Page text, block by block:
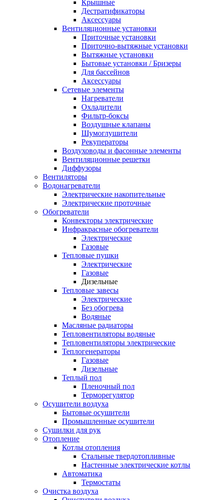
Крышные
Дестратификаторы
Аксессуары
Вентиляционные установки
Приточные установки
Приточно-вытяжные установки
Вытяжные установки
Бытовые установки / Бризеры
Для бассейнов
Аксессуары
Сетевые элементы
Нагреватели
Охладители
Фильтр-боксы
Воздушные клапаны
Шумоглушители
Рекуператоры
Воздуховоды и фасонные элементы
Вентиляционные решетки
Диффузоры
Вентиляторы
Водонагреватели
Электрические накопительные
Электрические проточные
Обогреватели
Конвекторы электрические
Инфракрасные обогреватели
Электрические
Газовые
Тепловые пушки
Электрические
Газовые
Дизельные
Тепловые завесы
Электрические
Без обогрева
Водяные
Масляные радиаторы
Тепловентиляторы водяные
Тепловентиляторы электрические
Теплогенераторы
Газовые
Дизельные
Теплый пол
Пленочный пол
Терморегулятор
Осушители воздуха
Бытовые осушители
Промышленные осушители
Сушилки для рук
Отопление
Котлы отопления
Стальные твердотопливные
Настенные электрические котлы
Автоматика
Термостаты
Очистка воздуха